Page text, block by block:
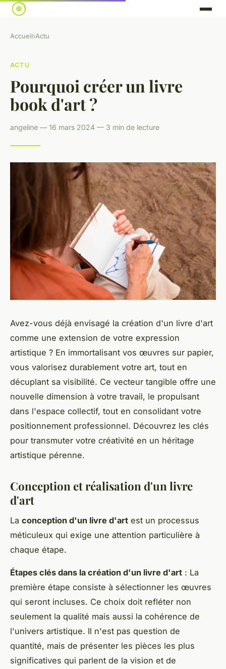
Accueil›Actu
ACTU
Pourquoi créer un livre
book d'art ?
angeline — 16 mars 2024 — 3 min de lecture
Avez-vous déjà envisagé la création d'un livre d'art
comme une extension de votre expression
artistique ? En immortalisant vos œuvres sur papier,
vous valorisez durablement votre art, tout en
décuplant sa visibilité. Ce vecteur tangible offre une
nouvelle dimension à votre travail, le propulsant
dans l'espace collectif, tout en consolidant votre
positionnement professionnel. Découvrez les clés
pour transmuter votre créativité en un héritage
artistique pérenne.
Conception et réalisation d'un livre
d'art
La conception d'un livre d'art est un processus
méticuleux qui exige une attention particulière à
chaque étape.
Étapes clés dans la création d'un livre d'art : La
première étape consiste à sélectionner les œuvres
qui seront incluses. Ce choix doit refléter non
seulement la qualité mais aussi la cohérence de
l'univers artistique. Il n'est pas question de
quantité, mais de présenter les pièces les plus
significatives qui parlent de la vision et de